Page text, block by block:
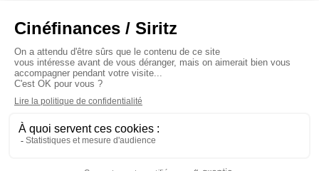
À propos
Baromètres
Cinéscoop
Éditorial
Le Carrefour
Siritz © 2020 -